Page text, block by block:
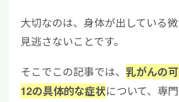
大切なのは、身体が出している
見逃さないことです。
そこでこの記事では、 乳がんの
12の具体的な症状について、専